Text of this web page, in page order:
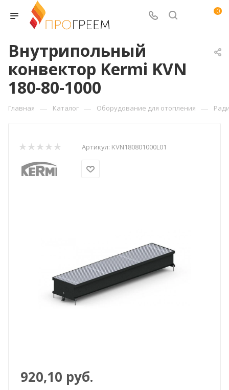
0
Внутрипольный
конвектор Kermi KVN
180-80-1000
Главная — Каталог — Оборудование для отопления —
Артикул: KVN180801000L01
920,10 руб.